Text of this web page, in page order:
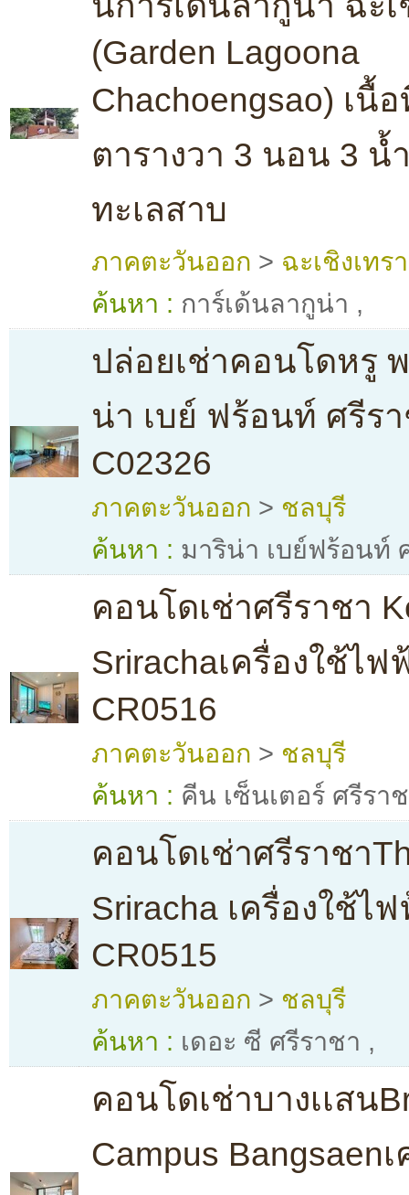
(Garden Lagoona
Chachoengsao) เนื้
ตารางวา 3 นอน 3 น้
ทะเลสาบ
ภาคตะวันออก > ฉะเชิงเทรา
ค้นหา : การ์เด้นลากูน่า ,
ปล่อยเช่าคอนโดหรู
น่า เบย์ ฟร้อนท์ ศรีร
C02326
ภาคตะวันออก > ชลบุรี
ค้นหา : มาริน่า เบย์ฟร้อนท์
คอนโดเช่าศรีราชา
Srirachaเครื่องใช้ไฟ
CR0516
ภาคตะวันออก > ชลบุรี
ค้นหา : คีน เซ็นเตอร์ ศรีรา
คอนโดเช่าศรีราชา
Sriracha เครื่องใช้ไ
CR0515
ภาคตะวันออก > ชลบุรี
ค้นหา : เดอะ ซี ศรีราชา ,
คอนโดเช่าบางเเสน
Campus Bangsaen